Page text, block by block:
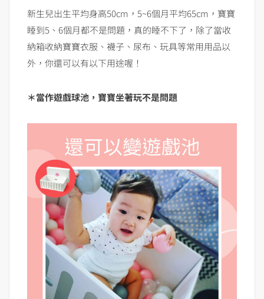
新生兒出生平均身高50cm，5~6個月平均65cm，寶寶
睡到5、6個月都不是問題，真的睡不下了，除了當收
納箱收納寶寶衣服、襪子、尿布、玩具等常用用品以
外，你還可以有以下用途喔！
＊當作遊戲球池，寶寶坐著玩不是問題